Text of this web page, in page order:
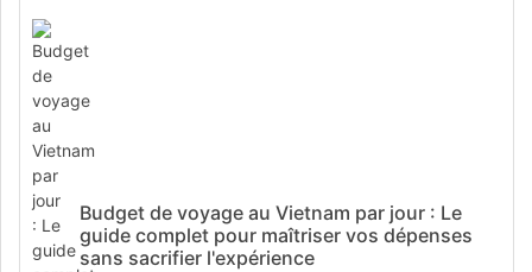
Budget de voyage au Vietnam par jour : Le
guide complet pour maîtriser vos dépenses
sans sacrifier l'expérience